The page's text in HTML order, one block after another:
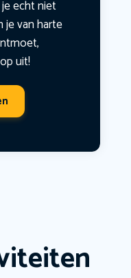
echt niet
je van harte
uit!